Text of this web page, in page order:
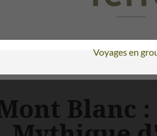
Voyages en
Blanc